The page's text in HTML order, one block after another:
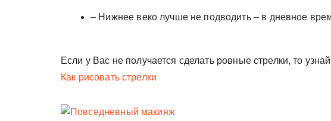
– Нижнее веко лучше не подводить – в дневное
Если у Вас не получается сделать ровные стрелки, то
Как рисовать стрелки